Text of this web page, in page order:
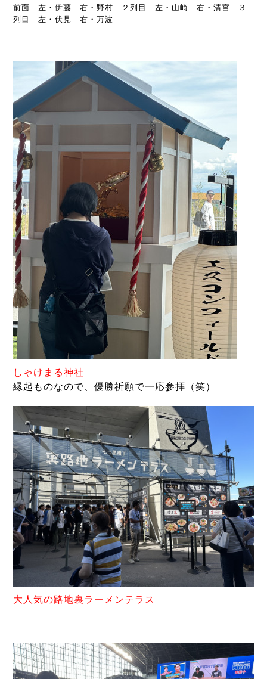
前面 左・伊藤 右・野村 ２列目 左・山崎 右・清宮 ３
列目 左・伏見 右・万波
しゃけまる神社
縁起ものなので、優勝祈願で一応参拝（笑）
大人気の路地裏ラーメンテラス